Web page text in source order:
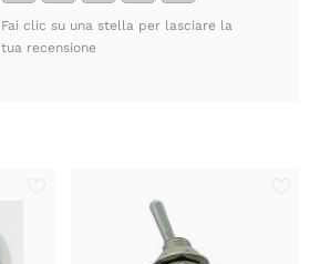
Fai clic su una stella per lasciare la
tua recensione